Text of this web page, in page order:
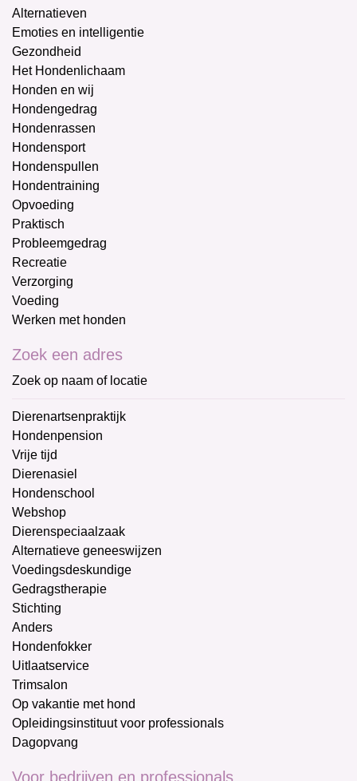
Alternatieven
Emoties en intelligentie
Gezondheid
Het Hondenlichaam
Honden en wij
Hondengedrag
Hondenrassen
Hondensport
Hondenspullen
Hondentraining
Opvoeding
Praktisch
Probleemgedrag
Recreatie
Verzorging
Voeding
Werken met honden
Zoek een adres
Zoek op naam of locatie
Dierenartsenpraktijk
Hondenpension
Vrije tijd
Dierenasiel
Hondenschool
Webshop
Dierenspeciaalzaak
Alternatieve geneeswijzen
Voedingsdeskundige
Gedragstherapie
Stichting
Anders
Hondenfokker
Uitlaatservice
Trimsalon
Op vakantie met hond
Opleidingsinstituut voor professionals
Dagopvang
Voor bedrijven en professionals